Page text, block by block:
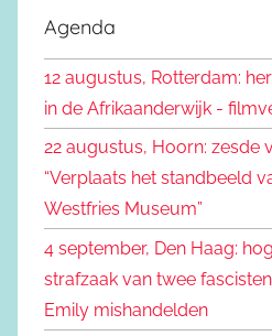
e
n
a
:
Agenda
12 augustus, Rotterdam:
in de Afrikaanderwijk -
22 augustus, Hoorn: zesde
“Verplaats het standbeeld
Westfries Museum”
4 september, Den Haag:
strafzaak van twee
Emily mishandelden